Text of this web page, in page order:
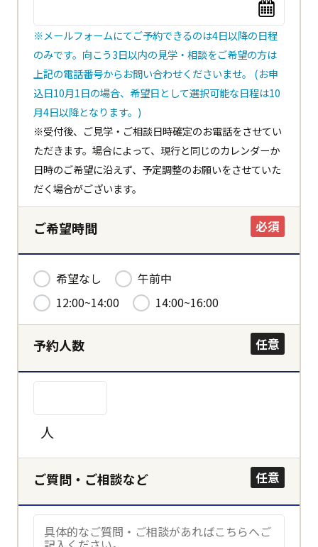
都道府県
市区町村
ホーム
閉じる
※メールフォームにてご予約できるのは4日以降の日程
のみです。向こう3日以内の見学・相談をご希望の方は
上記の電話番号からお問い合わせくださいませ。 (お申
込日10月1日の場合、希望日として選択可能な日程は10
月4日以降となります。)
※受付後、ご見学・ご相談日時確定のお電話をさせてい
ただきます。場合によって、現行と同じのカレンダーか
日時のご希望に沿えず、予定調整のお願いをさせていた
だく場合がございます。
ご希望時間 必須
希望なし
午前中
12:00~14:00
14:00~16:00
予約人数 任意
人
ご質問・ご相談など 任意